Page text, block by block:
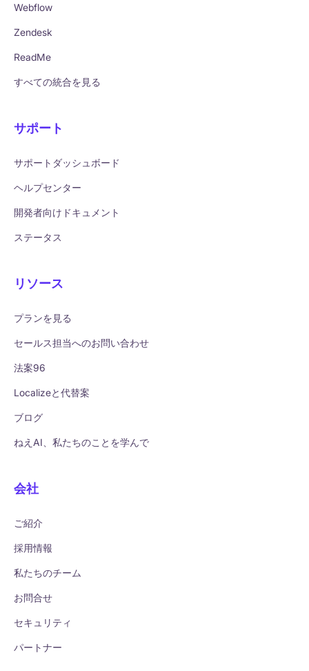
Webflow
Zendesk
ReadMe
すべての統合を見る
サポート
サポートダッシュボード
ヘルプセンター
開発者向けドキュメント
ステータス
リソース
プランを見る
セールス担当へのお問い合わせ
法案96
Localizeと代替案
ブログ
ねえAI、私たちのことを学んで
会社
ご紹介
採用情報
私たちのチーム
お問合せ
セキュリティ
パートナー